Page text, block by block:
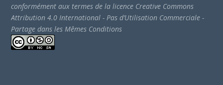
conformément aux termes de la licence Creative Commons
Attribution 4.0 International - Pas d’Utilisation Commerciale -
Partage dans les Mêmes Conditions